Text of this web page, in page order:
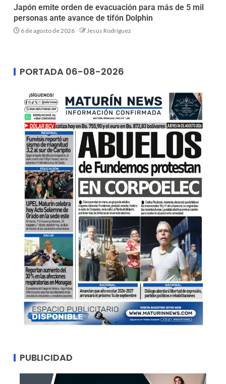
Japón emite orden de evacuación para más de 5 mil
personas ante avance de tifón Dolphin
6 de agosto de 2026 Jesús Rodríguez
PORTADA 06-08-2026
PUBLICIDAD